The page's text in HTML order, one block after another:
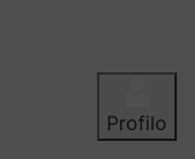
Profilo